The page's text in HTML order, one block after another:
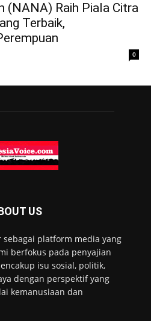
(NANA) Raih Piala Citra
Terbaik,
0
US
sebagai platform media yang
berfokus pada penyajian
isu sosial, politik,
dengan perspektif yang
kemanusiaan dan